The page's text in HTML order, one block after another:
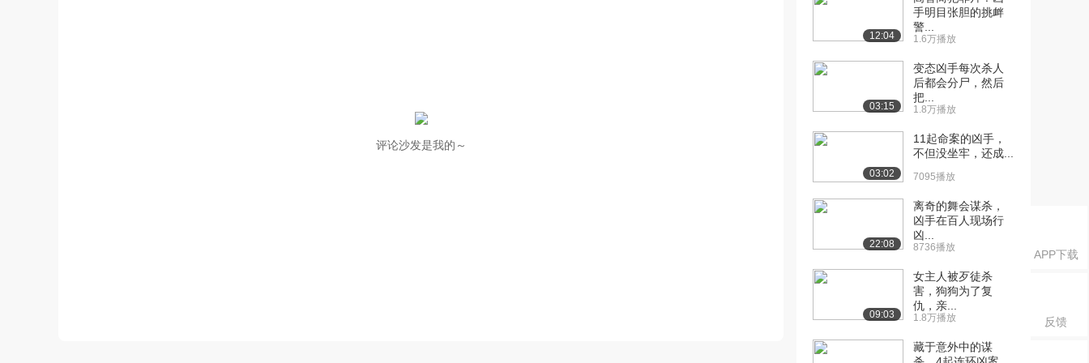
APP下载
反馈
评论沙发是我的～
12:04
手明目张胆的挑衅
警...
1.6万播放
03:15
变态凶手每次杀人
后都会分尸，然后
把...
1.8万播放
03:02
11起命案的凶手，
不但没坐牢，还成...
7095播放
22:08
离奇的舞会谋杀，
凶手在百人现场行
凶...
8736播放
09:03
女主人被歹徒杀
害，狗狗为了复
仇，亲...
1.8万播放
藏于意外中的谋